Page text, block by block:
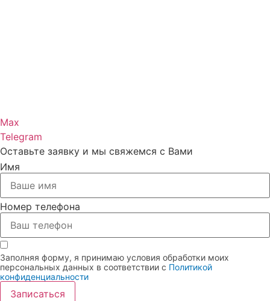
Max
Telegram
Оставьте заявку и мы свяжемся с Вами
Имя
Номер телефона
Заполняя форму, я принимаю условия обработки моих
персональных данных в соответствии с Политикой
конфиденциальности
Записаться